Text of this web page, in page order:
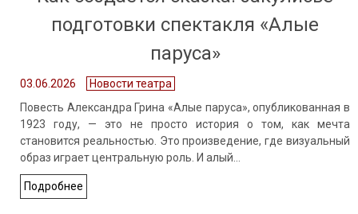
подготовки спектакля «Алые
паруса»
03.06.2026
Новости театра
Повесть Александра Грина «Алые паруса», опубликованная в
1923 году, — это не просто история о том, как мечта
становится реальностью. Это произведение, где визуальный
образ играет центральную роль. И алый…
Подробнее